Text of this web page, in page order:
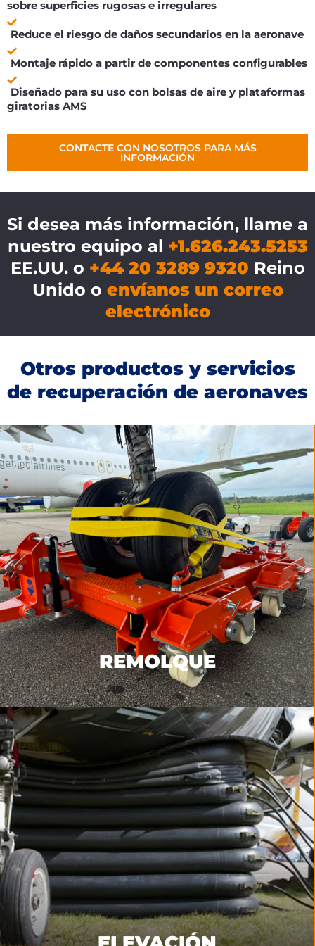
sobre superficies rugosas e irregulares
Reduce el riesgo de daños secundarios en la aeronave
Montaje rápido a partir de componentes configurables
Diseñado para su uso con bolsas de aire y plataformas
giratorias AMS
CONTACTE CON NOSOTROS PARA MÁS
INFORMACIÓN
Si desea más información, llame a
nuestro equipo al +1.626.243.5253
EE.UU. o +44 20 3289 9320 Reino
Unido o envíanos un correo
electrónico
Otros productos y servicios
de recuperación de aeronaves
REMOLQUE
REMOLQUE
Nuestros productos de remolque incluyenCarro de
recuperación, kits de desempañado, paneles de
suelo reforzadosyKits de respuesta inmediata
MÁS INFORMACIÓN
ELEVACIÓN
Equipo de elevación de acuerdo con ARM/ARD,
incluidos los airbags, los sistemas de elevación del
fuselaje, el utillaje del ala y los sistemas de
sujeción.
MÁS INFORMACIÓN